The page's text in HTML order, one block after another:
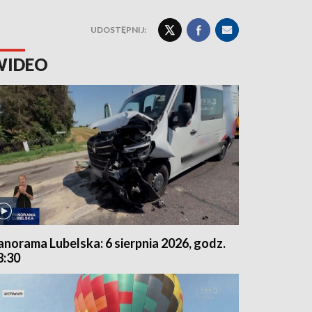
UDOSTĘPNIJ:
Lubelska: 6 sierpnia 2026, godz.